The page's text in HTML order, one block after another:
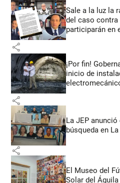
Sale a la luz la
del caso
participarán en
share
¡Por fin!
inicio de
share
La JEP
búsqueda en
share
El Museo del
Solar del Águila